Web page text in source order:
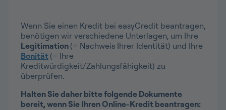
Wenn Sie einen Kredit bei easyCredit beantragen,
benötigen wir verschiedene Unterlagen, um Ihre
Legitimation (= Nachweis Ihrer Identität) und Ihre
Bonität (= Ihre
Kreditwürdigkeit/Zahlungsfähigkeit) zu
überprüfen.
Halten Sie daher bitte folgende Dokumente
bereit, wenn Sie Ihren Online-Kredit beantragen: